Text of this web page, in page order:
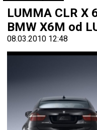
LUMMA CLR X
BMW X6M od
08.03.2010 12:48